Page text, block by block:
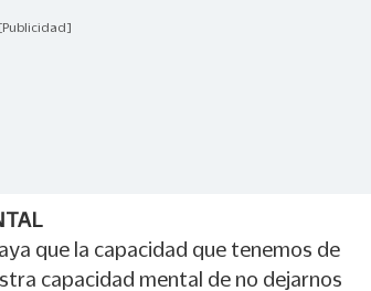
[Publicidad]
que la capacidad que tenemos de
capacidad mental de no dejarnos